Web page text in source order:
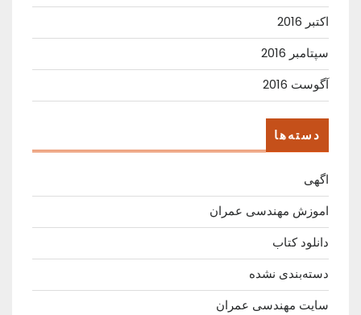
اکتبر 2016
سپتامبر 2016
آگوست 2016
دسته‌ها
اگهی
اموزش مهندسی عمران
دانلود کتاب
دسته‌بندی نشده
سایت مهندسی عمران